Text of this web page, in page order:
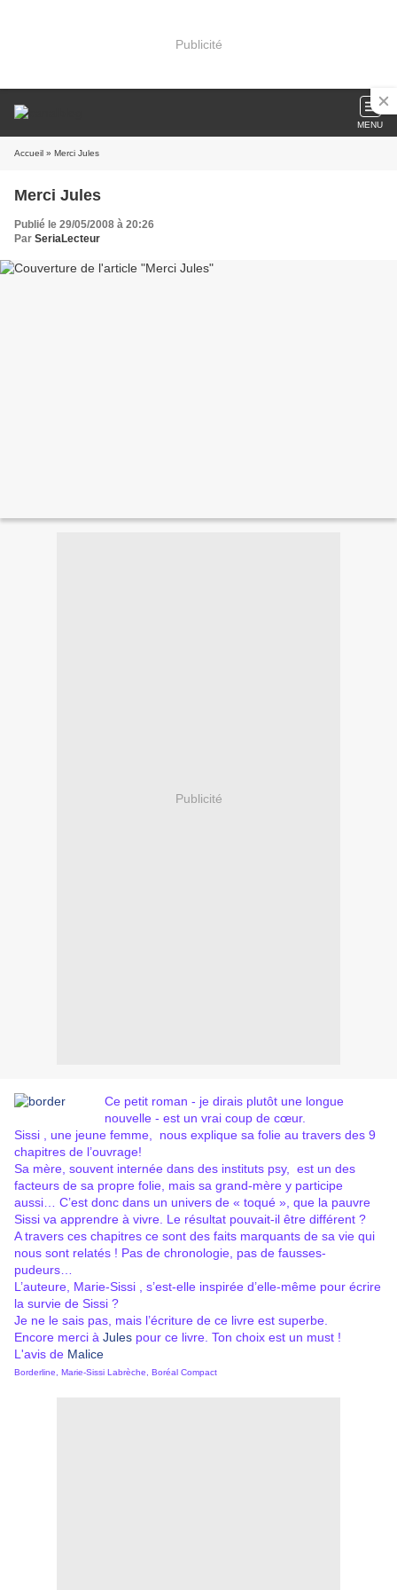
Publicité
MENU
Accueil » Merci Jules
Merci Jules
Publié le 29/05/2008 à 20:26
Par SeriaLecteur
Publicité
Ce petit roman - je dirais plutôt une longue
nouvelle - est un vrai coup de cœur.
Sissi , une jeune femme,
nous explique sa folie au travers des 9
chapitres de l’ouvrage!
Sa mère, souvent internée dans des instituts psy,
est un des
facteurs de sa propre folie, mais sa grand-mère y participe
aussi… C’est donc dans un univers de « toqué », que la pauvre
Sissi va apprendre à vivre. Le résultat pouvait-il être différent ?
A travers ces chapitres ce sont des faits marquants de sa vie qui
nous sont relatés ! Pas de chronologie, pas de fausses-
pudeurs…
L’auteure, Marie-Sissi , s’est-elle inspirée d’elle-même pour écrire
la survie de Sissi ?
Je ne le sais pas, mais l’écriture de ce livre est superbe.
Encore merci à Jules pour ce livre. Ton choix est un must !
L'avis de Malice
Borderline, Marie-Sissi Labrèche, Boréal Compact